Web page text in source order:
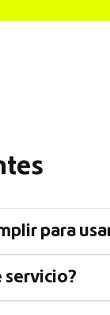
para
servicio?